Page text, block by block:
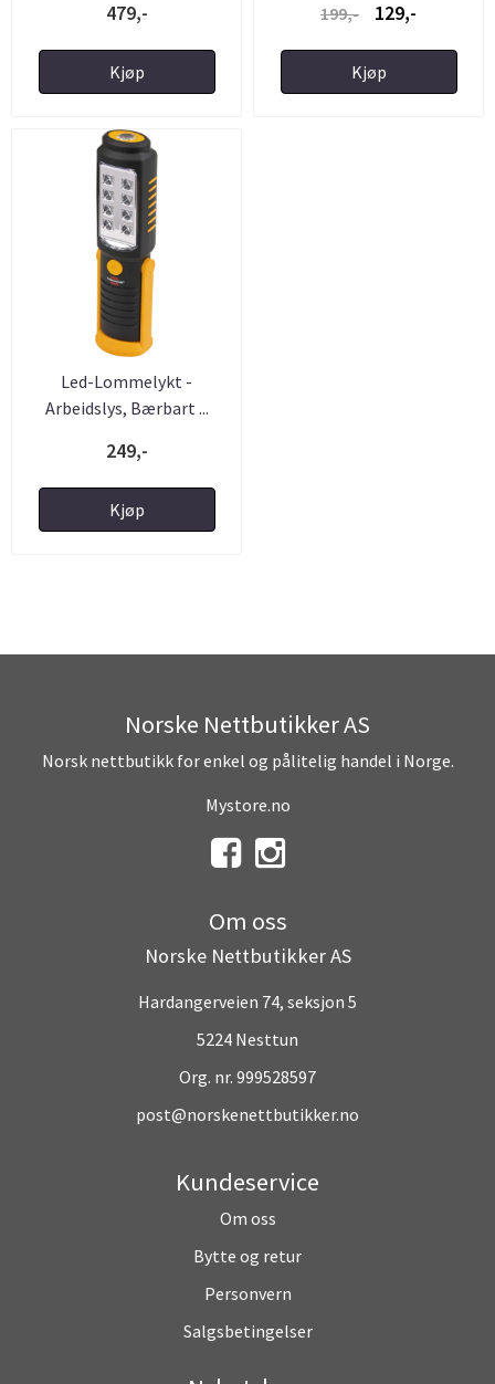
479,-
Kjøp
199,- 129,-
Kjøp
Led-Lommelykt -
Arbeidslys, Bærbart ...
249,-
Kjøp
Norske Nettbutikker AS
Norsk nettbutikk for enkel og pålitelig handel i Norge.
Mystore.no
Om oss
Norske Nettbutikker AS
Hardangerveien 74, seksjon 5
5224 Nesttun
Org. nr. 999528597
post@norskenettbutikker.no
Kundeservice
Om oss
Bytte og retur
Personvern
Salgsbetingelser